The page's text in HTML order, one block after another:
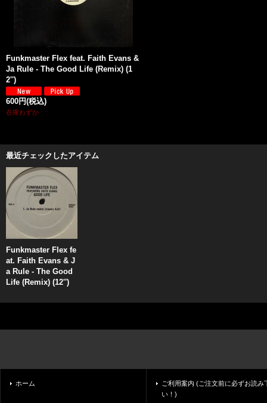
Funkmaster Flex feat. Faith Evans &
Ja Rule - The Good Life (Remix) (1
2'')
600円(税込)
在庫わずか
最近チェックしたアイテム
Funkmaster Flex fe
at. Faith Evans & J
a Rule - The Good
Life (Remix) (12'')
ホーム
ご利用案内 (ご注文前に必ずお読み
い！)